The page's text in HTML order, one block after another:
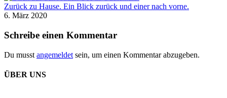
Zurück zu Hause. Ein Blick zurück und einer nach vorne.
6. März 2020
Schreibe einen Kommentar
Du musst angemeldet sein, um einen Kommentar abzugeben.
ÜBER UNS